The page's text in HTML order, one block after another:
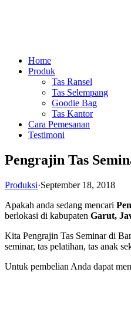
Home
Produk
Tas Ransel
Tas Selempang
Goodie Bag
Tas Kantor
Cara Pemesanan
Testimoni
Pengrajin Tas
Produksi·September 18, 2018
Apakah anda sedang mencari
berlokasi di kabupaten Garut,
Kita Pengrajin Tas Seminar di
seminar, tas pelatihan, tas anak
Untuk pembelian Anda dapat